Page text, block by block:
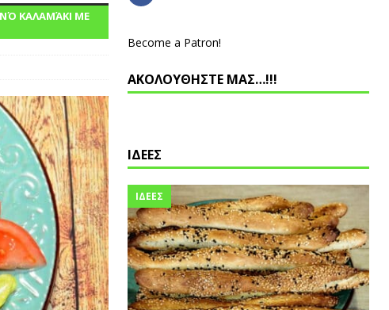
ΚΑΛΑΜΆΚΙ ΜΕ
Become a Patron!
ΑΚΟΛΟΥΘΗΣΤΕ ΜΑΣ…!!!
ΙΔΕΕΣ
ΙΔΕΕΣ